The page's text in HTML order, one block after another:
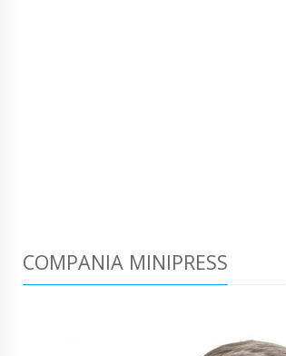
COMPANIA MINIPRESS